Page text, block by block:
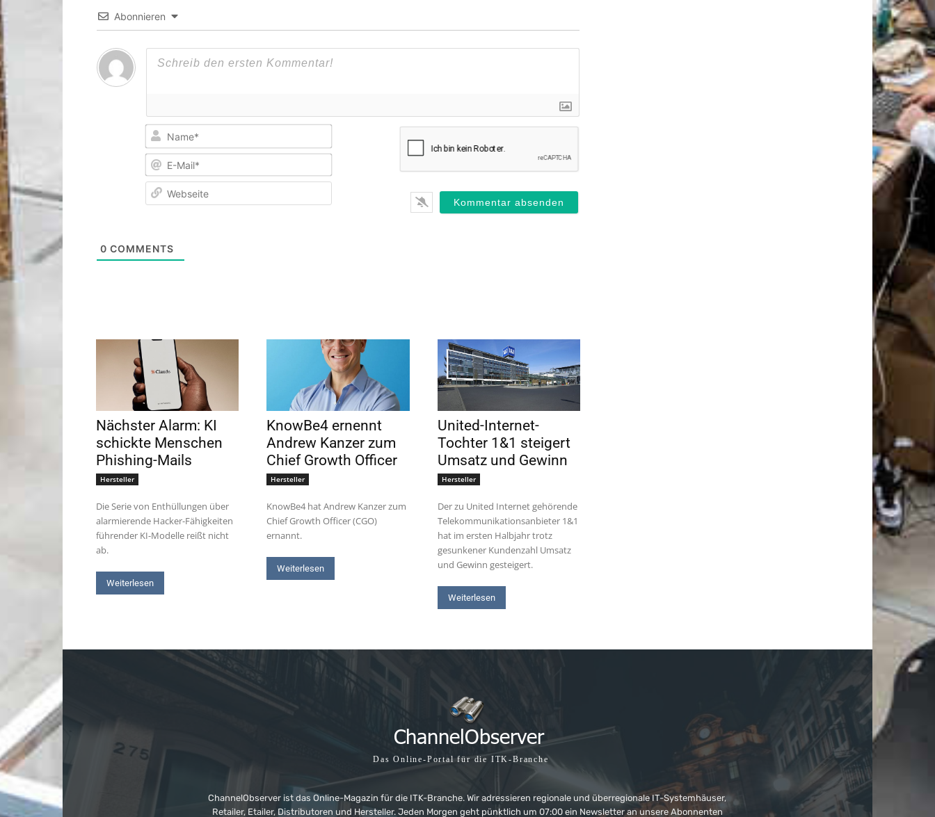
Abonnieren
Name*
E-
0 COMMENTS
Nächster Alarm: KI
schickte Menschen
Phishing-Mails
Hersteller
Die Serie von Enthüllungen über
alarmierende Hacker-Fähigkeiten
führender KI-Modelle reißt nicht
ab.
Weiterlesen
KnowBe4 ernennt
Andrew Kanzer zum
Chief Growth Officer
Hersteller
KnowBe4 hat Andrew Kanzer zum
Chief Growth Officer (CGO)
ernannt.
Weiterlesen
United-Internet-
Tochter 1&1 steigert
Umsatz und Gewinn
Hersteller
Der zu United Internet gehörende
Telekommunikationsanbieter 1&1
hat im ersten Halbjahr trotz
gesunkener Kundenzahl Umsatz
und Gewinn gesteigert.
Weiterlesen
Das Online-Portal für die ITK-Branche
ChannelObserver ist das Online-Magazin für die ITK-Branche. Wir adressieren regionale und überregionale IT-Systemhäuser,
Retailer, Etailer, Distributoren und Hersteller. Jeden Morgen geht pünktlich um 07:00 ein Newsletter an unsere Abonnenten